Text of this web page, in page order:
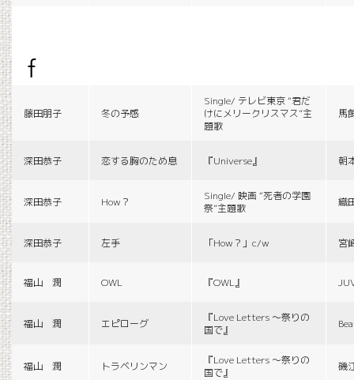
f
藤田朋子 冬の予感
Single/ テレビ東京 “君だ
けにメリークリスマス”主
題歌
馬
深田恭子 恋する胸のため息 『Universe』 朝
深田恭子 How？
Single/ 映画 “死者の学園
祭”主題歌
織
深田恭子 左手 「How？」c/w 宮
福山 潤 OWL 『OWL』
福山 潤 エピローグ
『Love Letters 〜祭りの
国で』
福山 潤 トラベリンマン
『Love Letters 〜祭りの
国で』
磯